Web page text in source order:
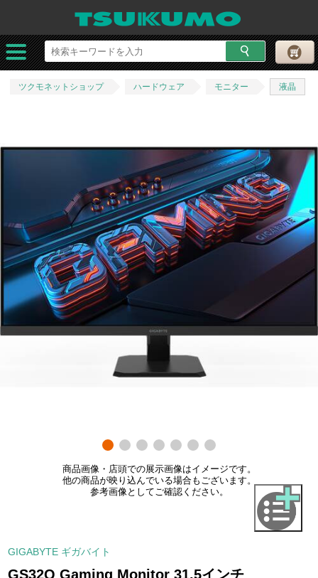
ツクモネットショップ ハードウェア モニター 液晶
商品画像・店頭での展示画像はイメージです。
他の商品が映り込んでいる場合もございます。
参考画像としてご確認ください。
GIGABYTE ギガバイト
GS32Q Gaming Monitor 31.5インチ